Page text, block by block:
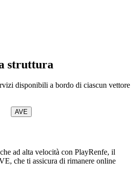
struttura
disponibili a bordo di ciascun vettore
AVE
ad alta velocità con PlayRenfe, il
che ti assicura di rimanere online